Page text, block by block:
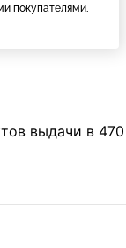
покупателями,
выдачи в